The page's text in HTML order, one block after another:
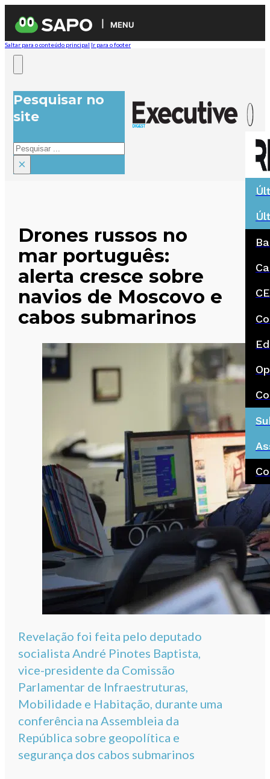
MENU
Saltar para o conteúdo principal Ir para o footer
Pesquisar no
site
Pesquisar
×
Drones russos no
mar português:
alerta cresce sobre
navios de Moscovo e
cabos submarinos
Revelação foi feita pelo deputado
socialista André Pinotes Baptista,
vice-presidente da Comissão
Parlamentar de Infraestruturas,
Mobilidade e Habitação, durante uma
conferência na Assembleia da
República sobre geopolítica e
segurança dos cabos submarinos